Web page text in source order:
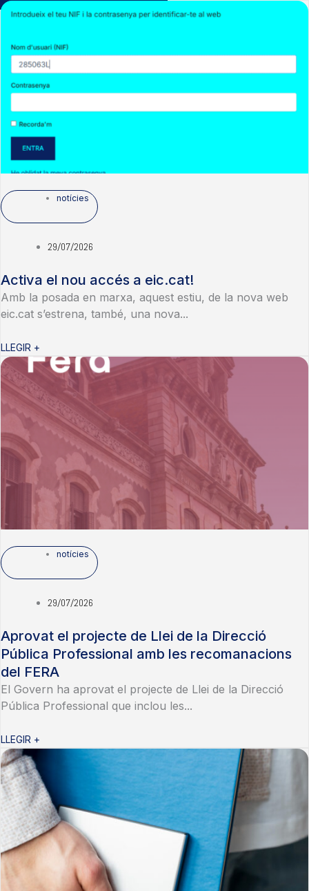
notícies
29/07/2026
Activa el nou accés a eic.cat!
Amb la posada en marxa, aquest estiu, de la nova web
eic.cat s’estrena, també, una nova...
LLEGIR +
notícies
29/07/2026
Aprovat el projecte de Llei de la Direcció
Pública Professional amb les recomanacions
del FERA
El Govern ha aprovat el projecte de Llei de la Direcció
Pública Professional que inclou les...
LLEGIR +